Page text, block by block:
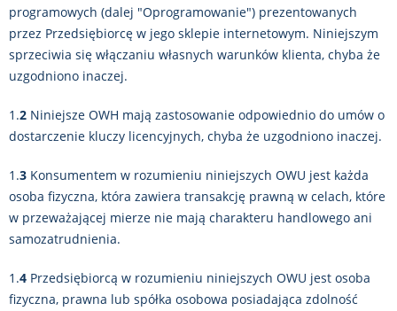
programowych (dalej "Oprogramowanie") prezentowanych
przez Przedsiębiorcę w jego sklepie internetowym. Niniejszym
sprzeciwia się włączaniu własnych warunków klienta, chyba że
uzgodniono inaczej.
1.2 Niniejsze OWH mają zastosowanie odpowiednio do umów o
dostarczenie kluczy licencyjnych, chyba że uzgodniono inaczej.
1.3 Konsumentem w rozumieniu niniejszych OWU jest każda
osoba fizyczna, która zawiera transakcję prawną w celach, które
w przeważającej mierze nie mają charakteru handlowego ani
samozatrudnienia.
1.4 Przedsiębiorcą w rozumieniu niniejszych OWU jest osoba
fizyczna, prawna lub spółka osobowa posiadająca zdolność